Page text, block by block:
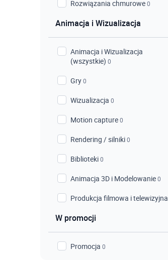
Rozwiązania chmurowe0
Animacja i Wizualizacja
Animacja i Wizualizacja
(wszystkie) 0
Gry0
Wizualizacja 0
Motion capture0
Rendering / silniki0
Biblioteki0
Animacja 3D i Modelowanie0
Produkcja filmowa i telewizyjna
W promocji
Promocja 0